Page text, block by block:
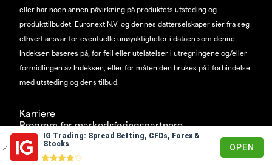
IG Trading: Spread Betting, CFDs, Forex &
Stocks
OPEN
eller har noen annen påvirkning på produktets utsteding og
produkttilbudet. Euronext N.V. og dennes datterselskaper sier fra seg
ethvert ansvar for eventuelle unøyaktigheter i dataen som denne
Indeksen baseres på, for feil eller utelatelser i utregningene og/eller
formidlingen av Indeksen, eller for måten den brukes på i forbindelse
med utsteding og dens tilbud.
Karriere
Program for markedsføringspartnere
© 2003-2026